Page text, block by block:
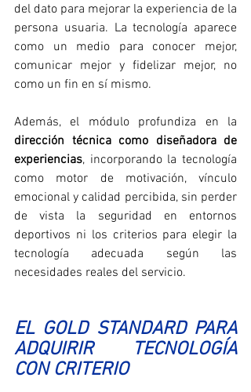
del dato para mejorar la experiencia de la
persona usuaria. La tecnología aparece
como un medio para conocer mejor,
comunicar mejor y fidelizar mejor, no
como un fin en sí mismo.
dirección técnica como diseñadora de
experiencias, incorporando la tecnología
como motor de motivación, vínculo
emocional y calidad percibida, sin perder
de vista la seguridad en entornos
deportivos ni los criterios para elegir la
tecnología adecuada según las
necesidades reales del servicio.
EL GOLD STANDARD PARA
ADQUIRIR TECNOLOGÍA
CON CRITERIO